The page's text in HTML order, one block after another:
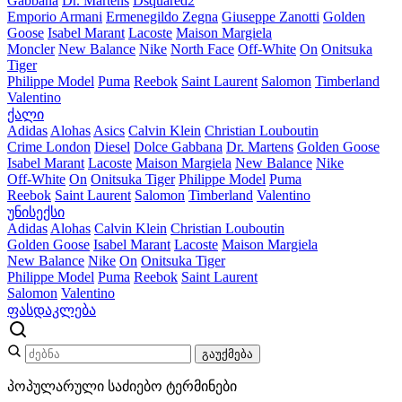
Emporio Armani Ermenegildo Zegna Giuseppe Zanotti Golden
Goose Isabel Marant Lacoste Maison Margiela
Moncler New Balance Nike North Face Off-White On Onitsuka
Tiger
Philippe Model Puma Reebok Saint Laurent Salomon Timberland
Valentino
ქალი
Adidas Alohas Asics Calvin Klein Christian Louboutin
Crime London Diesel Dolce Gabbana Dr. Martens Golden Goose
Isabel Marant Lacoste Maison Margiela New Balance Nike
Off-White On Onitsuka Tiger Philippe Model Puma
Reebok Saint Laurent Salomon Timberland Valentino
უნისექსი
Adidas Alohas Calvin Klein Christian Louboutin
Golden Goose Isabel Marant Lacoste Maison Margiela
New Balance Nike On Onitsuka Tiger
Philippe Model Puma Reebok Saint Laurent
Salomon Valentino
ფასდაკლება
გაუქმება
პოპულარული საძიებო ტერმინები